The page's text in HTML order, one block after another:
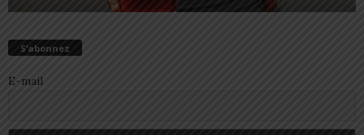
S’abonnez
E-mail